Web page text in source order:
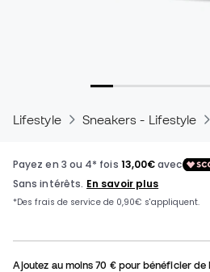
Lifestyle Sneakers - Lifestyle
Ajoutez au moins70 €pour bénéficier de